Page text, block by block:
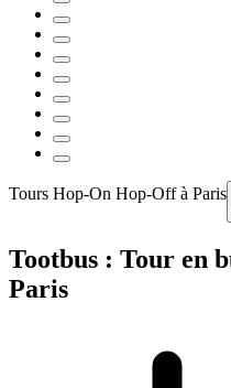
Tours Hop-On Hop-Off à Paris
Tootbus : Tour en
Paris